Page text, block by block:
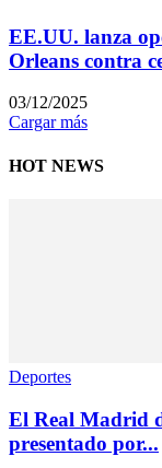
EE.UU. lanza
Orleans contra
03/12/2025
Cargar más
HOT NEWS
Deportes
El Real Madrid
presentado por...